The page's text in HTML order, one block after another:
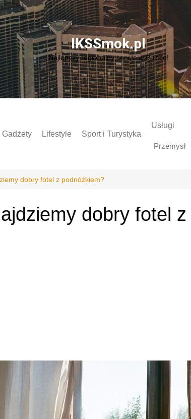
IKSSmok.pl
Najlepszy regionalny serwis w Polsce!
Gadżety Lifestyle Sport i Turystyka
Usługi
Przemysł
dobry fotel z podnóżkiem?
dobry fotel z